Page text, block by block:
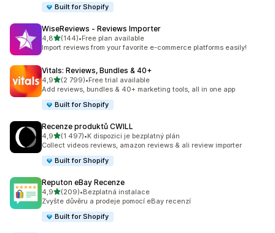
Built for Shopify
WiseReviews ‑ Reviews Importer
4,8z 5 hvězd
(144)
Celkový počet recenzí: 144
•Free plan available
Import reviews from your favorite e-commerce platforms easily!
Vitals: Reviews, Bundles & 40+
4,9z 5 hvězd
(2 799)
Celkový počet recenzí: 2799
•Free trial available
Add reviews, bundles & 40+ marketing tools, all in one app
Built for Shopify
Recenze produktů CWILL
4,9z 5 hvězd
(1 497)
Celkový počet recenzí: 1497
•K dispozici je bezplatný plán
Collect videos reviews, amazon reviews & ali review importer
Built for Shopify
Reputon eBay Recenze
4,9z 5 hvězd
(209)
Celkový počet recenzí: 209
•Bezplatná instalace
Zvyšte důvěru a prodeje pomocí eBay recenzí
Built for Shopify